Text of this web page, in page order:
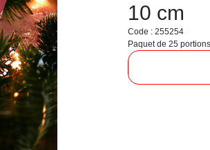
10 cm
Code : 255254
Paquet de 25 portions